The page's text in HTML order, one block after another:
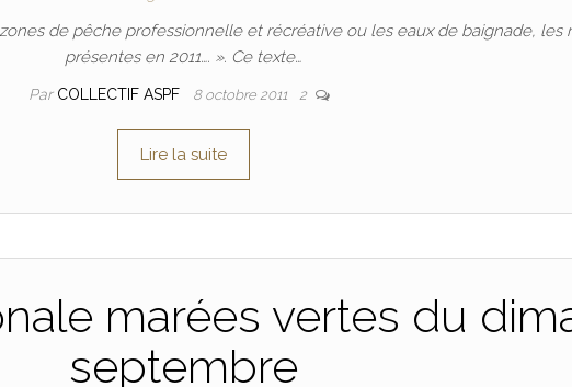
de pêche professionnelle et récréative ou les eaux de baignade, les
présentes en 2011…. ». Ce texte…
Par COLLECTIF ASPF 8 octobre 2011 2
Lire la suite
marées vertes du
septembre